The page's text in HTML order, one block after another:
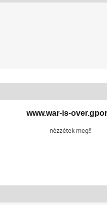
www.war-is-
nézzétek meg!!